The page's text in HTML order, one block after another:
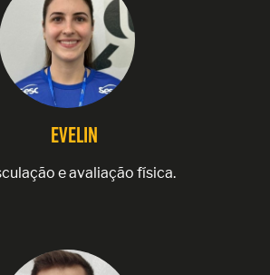
Evelin
e avaliação física.